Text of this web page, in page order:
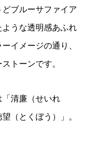
ブルーサファイア
うな透明感あふれ
イメージの通り、
トーンです。
清廉（せいれ
（とくぼう）」。